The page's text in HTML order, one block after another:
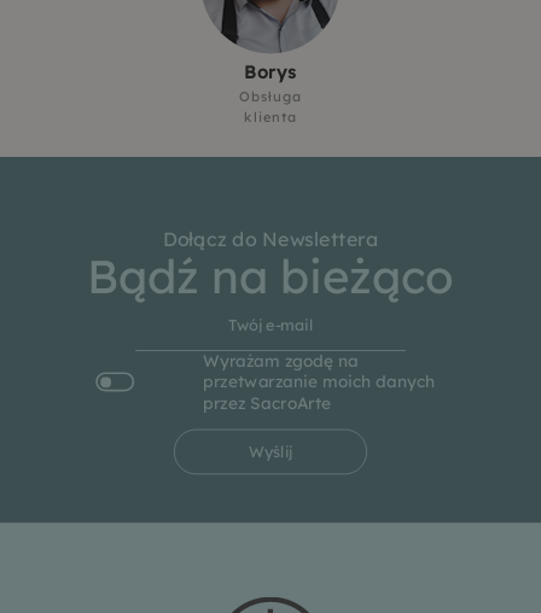
Borys
Obsługa
klienta
Dołącz do Newslettera
Bądź na bieżąco
Wyrażam zgodę na
przetwarzanie moich danych
przez SacroArte
Wyślij